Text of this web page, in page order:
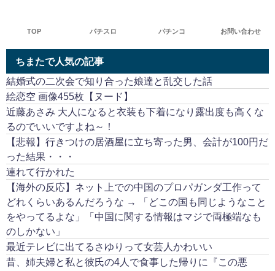
TOP パチスロ パチンコ お問い合わせ
ちまたで人気の記事
結婚式の二次会で知り合った娘達と乱交した話
絵恋空 画像455枚【ヌード】
近藤あさみ 大人になると衣装も下着になり露出度も高くな
るのでいいですよね～！
【悲報】行きつけの居酒屋に立ち寄った男、会計が100円だ
った結果・・・
連れて行かれた
【海外の反応】ネット上での中国のプロパガンダ工作って
どれくらいあるんだろうな → 「どこの国も同じようなこと
をやってるよな」「中国に関する情報はマジで両極端なも
のしかない」
最近テレビに出てるさゆりって女芸人かわいい
昔、姉夫婦と私と彼氏の4人で食事した帰りに『この悪